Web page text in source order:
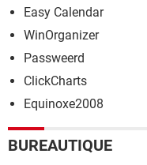
Easy Calendar
WinOrganizer
Passweerd
ClickCharts
Equinoxe2008
BUREAUTIQUE